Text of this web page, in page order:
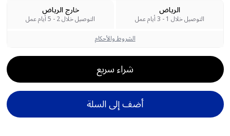
الرياض
التوصيل خلال 1 - 3 أيام عمل
خارج الرياض
التوصيل خلال 2 - 5 أيام عمل
الشروط والأحكام
شراء سريع
أضف إلى السلة